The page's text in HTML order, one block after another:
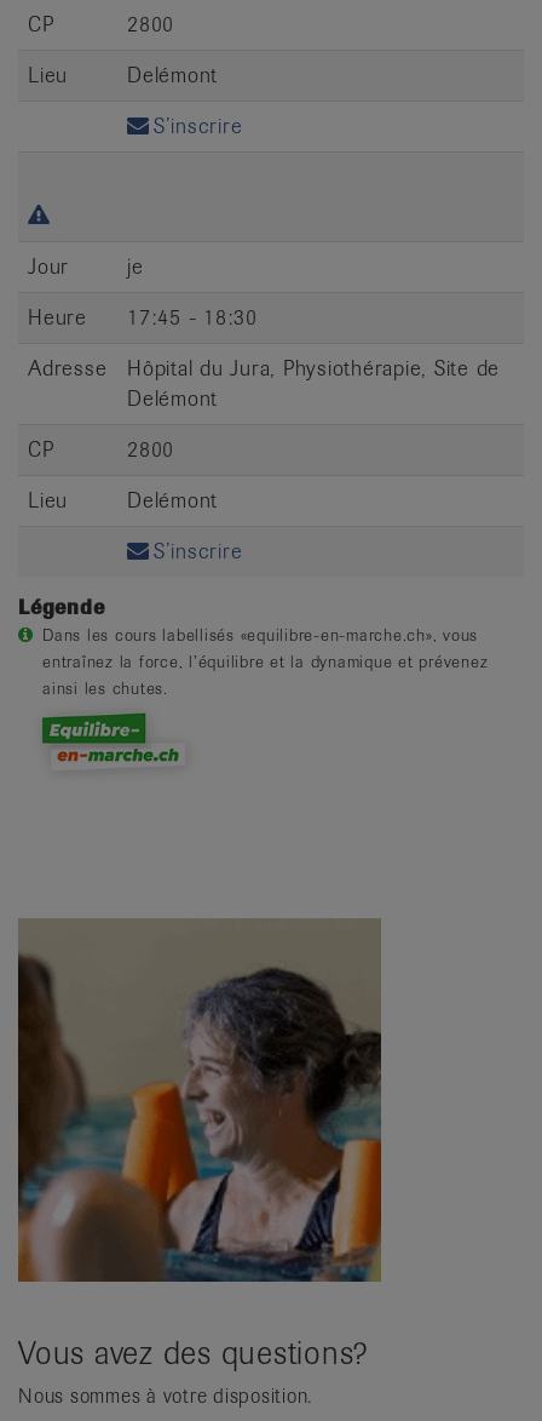
CP
2800
Lieu
Delémont
S’inscrire
Jour
je
Heure
17:45 - 18:30
Adresse
Hôpital du Jura, Physiothérapie, Site de
Delémont
CP
2800
Lieu
Delémont
S’inscrire
Légende
Dans les cours labellisés «equilibre-en-marche.ch», vous
entraînez la force, l’équilibre et la dynamique et prévenez
ainsi les chutes.
Vous avez des questions?
Nous sommes à votre disposition.